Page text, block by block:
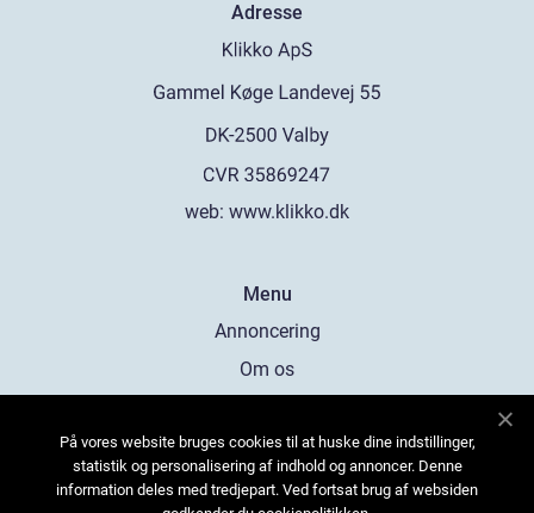
Adresse
web: www.klikko.dk
Menu
Annoncering
Om os
Kontakt os
Sitemap
På vores website bruges cookies til at huske dine indstillinger,
statistik og personalisering af indhold og annoncer. Denne
information deles med tredjepart. Ved fortsat brug af websiden